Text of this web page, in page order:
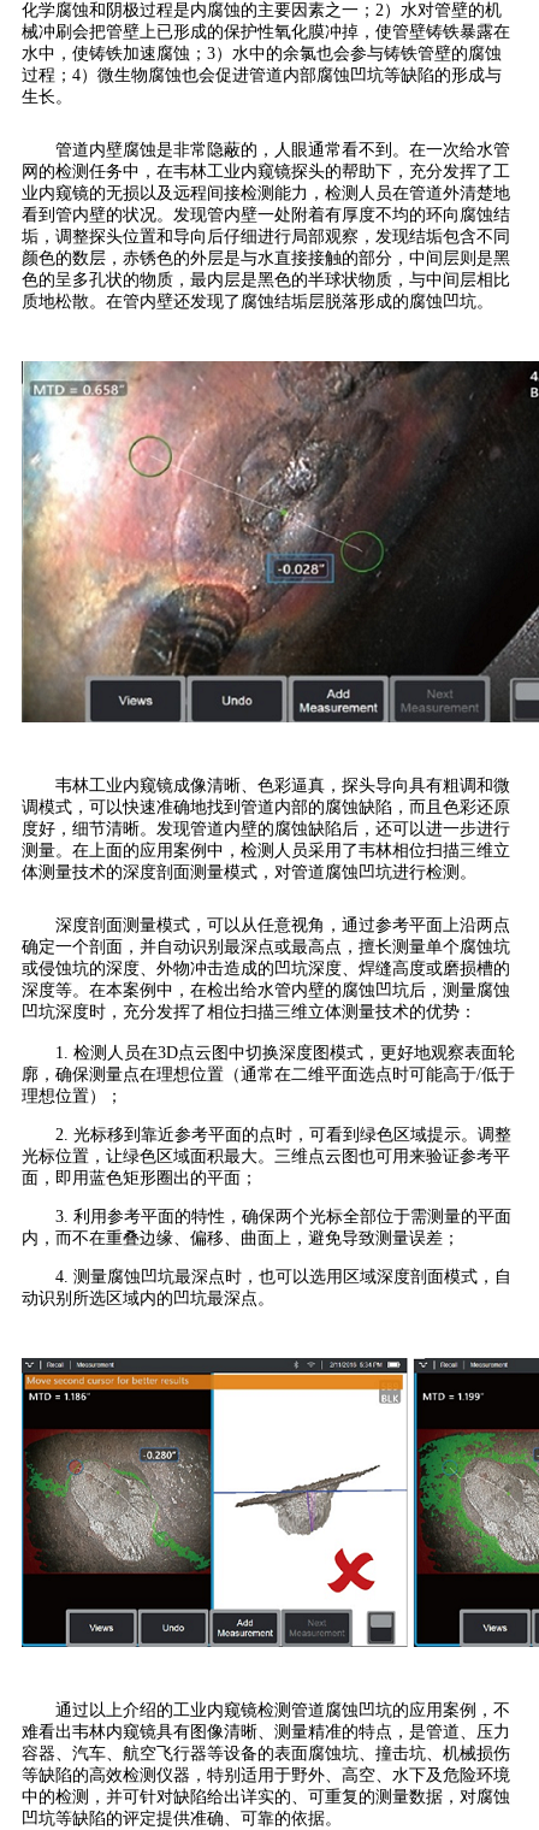
化学腐蚀和阴极过程是内腐蚀的主要因素之一；2）水对管壁的机
械冲刷会把管壁上已形成的保护性氧化膜冲掉，使管壁铸铁暴露在
水中，使铸铁加速腐蚀；3）水中的余氯也会参与铸铁管壁的腐蚀
过程；4）微生物腐蚀也会促进管道内部腐蚀凹坑等缺陷的形成与
生长。
管道内壁腐蚀是非常隐蔽的，人眼通常看不到。在一次给水管
网的检测任务中，在韦林工业内窥镜探头的帮助下，充分发挥了工
业内窥镜的无损以及远程间接检测能力，检测人员在管道外清楚地
看到管内壁的状况。发现管内壁一处附着有厚度不均的环向腐蚀结
垢，调整探头位置和导向后仔细进行局部观察，发现结垢包含不同
颜色的数层，赤锈色的外层是与水直接接触的部分，中间层则是黑
色的呈多孔状的物质，最内层是黑色的半球状物质，与中间层相比
质地松散。在管内壁还发现了腐蚀结垢层脱落形成的腐蚀凹坑。
韦林工业内窥镜成像清晰、色彩逼真，探头导向具有粗调和微
调模式，可以快速准确地找到管道内部的腐蚀缺陷，而且色彩还原
度好，细节清晰。发现管道内壁的腐蚀缺陷后，还可以进一步进行
测量。在上面的应用案例中，检测人员采用了韦林相位扫描三维立
体测量技术的深度剖面测量模式，对管道腐蚀凹坑进行检测。
深度剖面测量模式，可以从任意视角，通过参考平面上沿两点
确定一个剖面，并自动识别最深点或最高点，擅长测量单个腐蚀坑
或侵蚀坑的深度、外物冲击造成的凹坑深度、焊缝高度或磨损槽的
深度等。在本案例中，在检出给水管内壁的腐蚀凹坑后，测量腐蚀
凹坑深度时，充分发挥了相位扫描三维立体测量技术的优势：
1. 检测人员在3D点云图中切换深度图模式，更好地观察表面轮
廓，确保测量点在理想位置（通常在二维平面选点时可能高于/低于
理想位置）；
2. 光标移到靠近参考平面的点时，可看到绿色区域提示。调整
光标位置，让绿色区域面积最大。三维点云图也可用来验证参考平
面，即用蓝色矩形圈出的平面；
3. 利用参考平面的特性，确保两个光标全部位于需测量的平面
内，而不在重叠边缘、偏移、曲面上，避免导致测量误差；
4. 测量腐蚀凹坑最深点时，也可以选用区域深度剖面模式，自
动识别所选区域内的凹坑最深点。
通过以上介绍的工业内窥镜检测管道腐蚀凹坑的应用案例，不
难看出韦林内窥镜具有图像清晰、测量精准的特点，是管道、压力
容器、汽车、航空飞行器等设备的表面腐蚀坑、撞击坑、机械损伤
等缺陷的高效检测仪器，特别适用于野外、高空、水下及危险环境
中的检测，并可针对缺陷给出详实的、可重复的测量数据，对腐蚀
凹坑等缺陷的评定提供准确、可靠的依据。